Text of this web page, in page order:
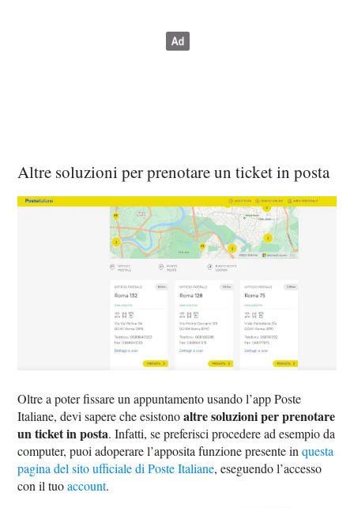
Altre soluzioni per prenotare un ticket in posta
Oltre a poter fissare un appuntamento usando l’app Poste
Italiane, devi sapere che esistonoaltre soluzioni per prenotare
un ticket in posta. Infatti, se preferisci procedere ad esempio da
computer, puoi adoperare l’apposita funzione presente inquesta
pagina del sito ufficiale di Poste Italiane, eseguendo l’accesso
con il tuoaccount.